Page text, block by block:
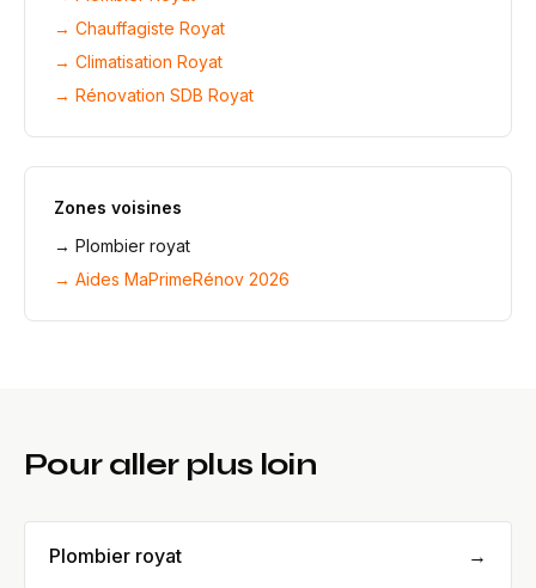
→ Chauffagiste Royat
→ Climatisation Royat
→ Rénovation SDB Royat
Zones voisines
→ Plombier royat
→ Aides MaPrimeRénov 2026
Pour aller plus loin
Plombier royat →